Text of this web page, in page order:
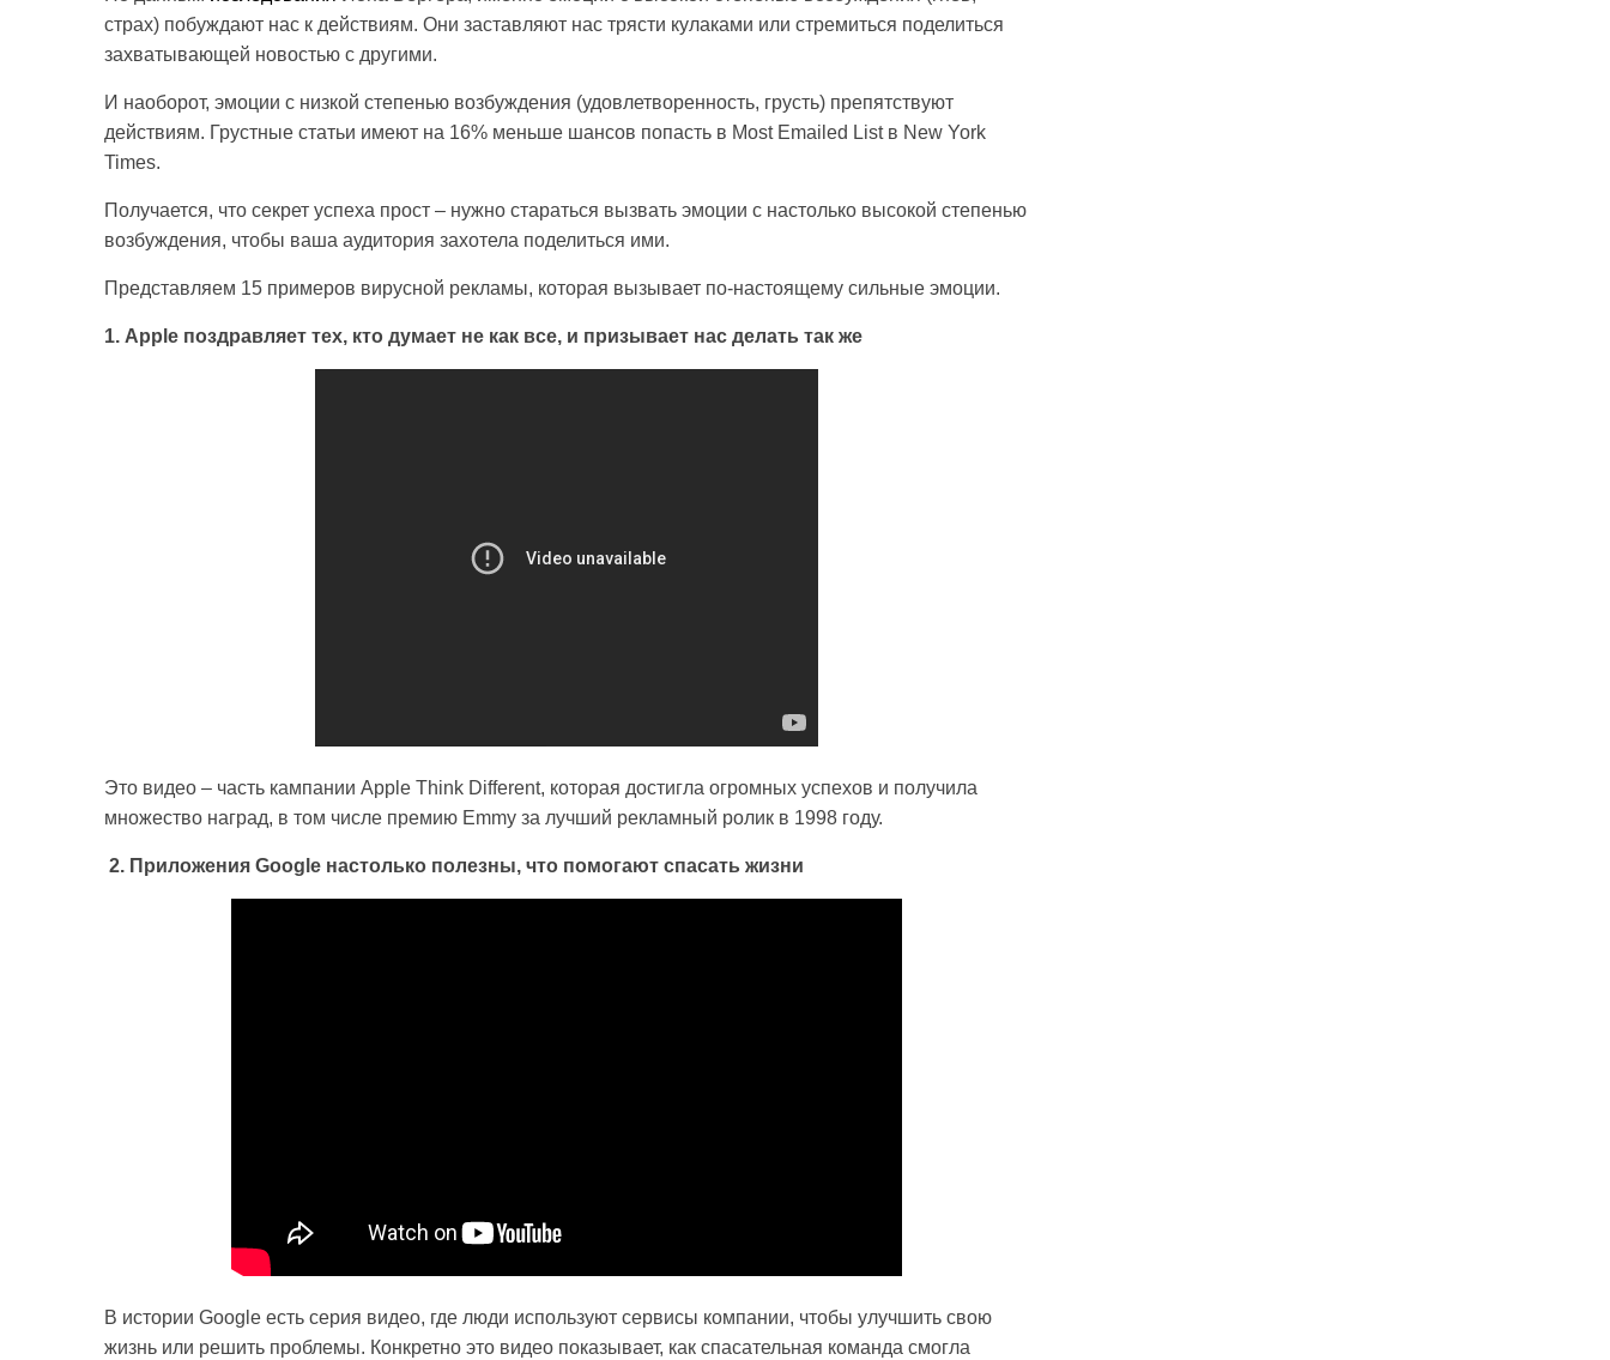
страх) побуждают нас к действиям. Они заставляют нас трясти кулаками или стремиться поделиться
захватывающей новостью с другими.
И наоборот, эмоции с низкой степенью возбуждения (удовлетворенность, грусть) препятствуют
действиям. Грустные статьи имеют на 16% меньше шансов попасть в Most Emailed List в New York
Times.
Получается, что секрет успеха прост – нужно стараться вызвать эмоции с настолько высокой степенью
возбуждения, чтобы ваша аудитория захотела поделиться ими.
Представляем 15 примеров вирусной рекламы, которая вызывает по-настоящему сильные эмоции.
1. Apple поздравляет тех, кто думает не как все, и призывает нас делать так же
Это видео – часть кампании Apple Think Different, которая достигла огромных успехов и получила
множество наград, в том числе премию Emmy за лучший рекламный ролик в 1998 году.
2. Приложения Google настолько полезны, что помогают спасать жизни
В истории Google есть серия видео, где люди используют сервисы компании, чтобы улучшить свою
жизнь или решить проблемы. Конкретно это видео показывает, как спасательная команда смогла